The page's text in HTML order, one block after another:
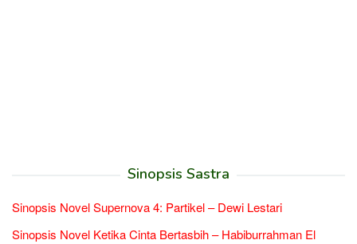
Sinopsis Sastra
Sinopsis Novel Supernova 4: Partikel – Dewi Lestari
Sinopsis Novel Ketika Cinta Bertasbih – Habiburrahman El